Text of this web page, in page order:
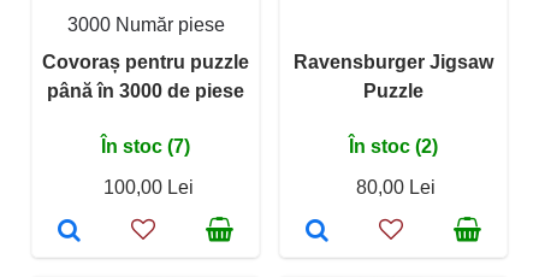
3000 Număr piese
Covoraș pentru puzzle
până în 3000 de piese
În stoc (7)
100,00 Lei
Ravensburger Jigsaw
Puzzle
În stoc (2)
80,00 Lei